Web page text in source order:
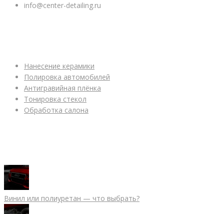
info@center-detailing.ru
Нанесение керамики
Полировка автомобилей
Антигравийная плёнка
Тонировка стекол
Обработка салона
Винил или полиуретан — что выбрать?